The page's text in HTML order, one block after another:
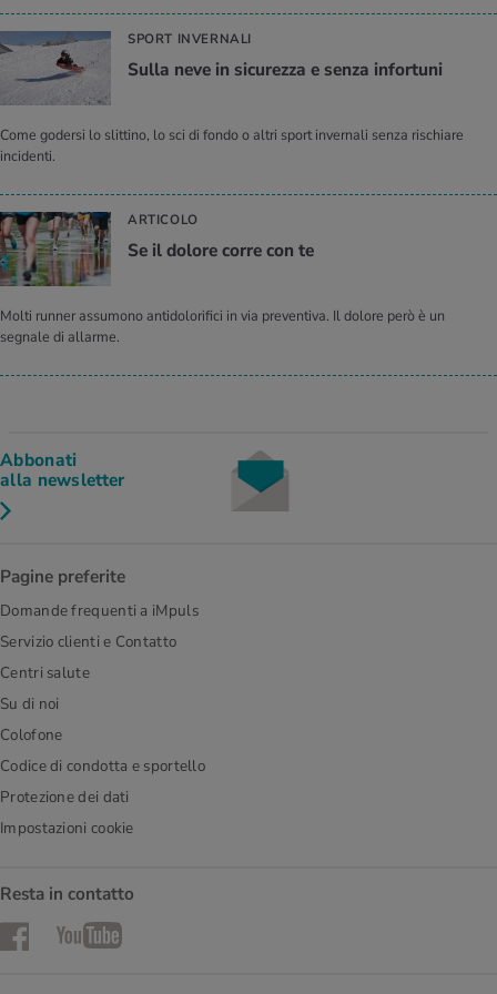
SPORT INVERNALI
Sulla neve in sicurezza e senza infortuni
Come godersi lo slittino, lo sci di fondo o altri sport invernali senza rischiare
incidenti.
ARTICOLO
Se il dolore corre con te
Molti runner assumono antidolorifici in via preventiva. Il dolore però è un
segnale di allarme.
Abbonati
alla newsletter
Pagine preferite
Domande frequenti a iMpuls
Servizio clienti e Contatto
Centri salute
Su di noi
Colofone
Codice di condotta e sportello
Protezione dei dati
Impostazioni cookie
Resta in contatto
FacebookYouTube